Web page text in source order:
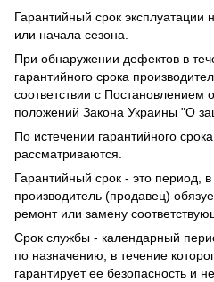
Гарантийный срок эксплуатации
или начала сезона.
При обнаружении дефектов в
гарантийного срока
соответствии с Постановлением
положений Закона Украины "О
По истечении гарантийного
рассматриваются.
Гарантийный срок - это период, в
производитель (продавец)
ремонт или замену
Срок службы - календарный
по назначению, в течение
гарантирует ее безопасность и